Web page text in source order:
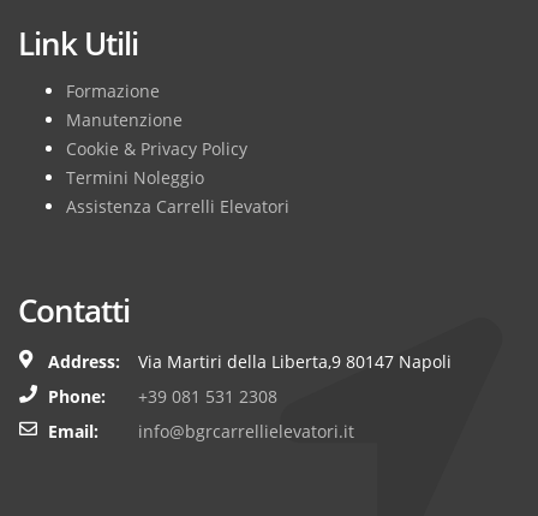
Link Utili
Formazione
Manutenzione
Cookie & Privacy Policy
Termini Noleggio
Assistenza Carrelli Elevatori
Contatti
Address:
Via Martiri della Liberta,9 80147 Napoli
Phone:
+39 081 531 2308
Email:
info@bgrcarrellielevatori.it